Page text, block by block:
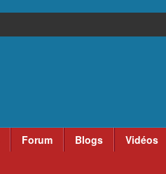
Forum Blogs Vidéos